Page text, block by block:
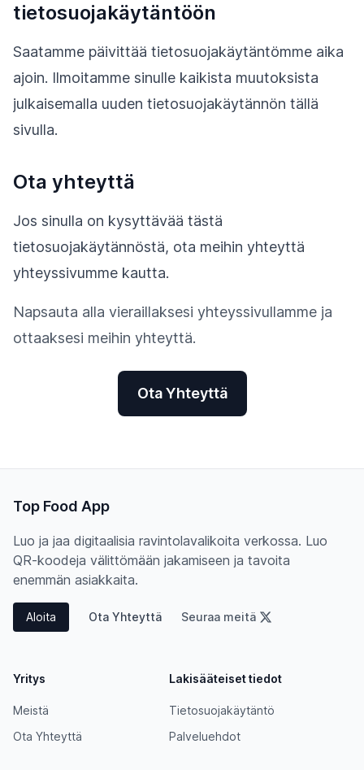
tietosuojakäytäntöön
Saatamme päivittää tietosuojakäytäntömme aika
ajoin. Ilmoitamme sinulle kaikista muutoksista
julkaisemalla uuden tietosuojakäytännön tällä
sivulla.
Ota yhteyttä
Jos sinulla on kysyttävää tästä
tietosuojakäytännöstä, ota meihin yhteyttä
yhteyssivumme kautta.
Napsauta alla vieraillaksesi yhteyssivullamme ja
ottaaksesi meihin yhteyttä.
Ota Yhteyttä
Top Food App
Luo ja jaa digitaalisia ravintolavalikoita verkossa. Luo
QR-koodeja välittömään jakamiseen ja tavoita
enemmän asiakkaita.
Aloita Ota Yhteyttä Seuraa meitä
Yritys
Meistä
Ota Yhteyttä
Lakisääteiset tiedot
Tietosuojakäytäntö
Palveluehdot